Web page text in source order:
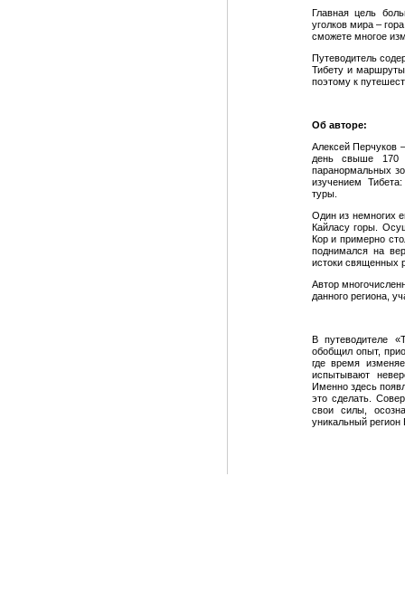
Главная цель
уголков мира –
сможете многое
Путеводитель
Тибету и
поэтому к
Об авторе:
Алексей Перчуков
день свыше 170
паранормальных
изучением
туры.
Один из немногих
Кайласу горы.
Кор и примерно
поднимался на
истоки священных
Автор
данного региона,
В путеводителе
обобщил опыт,
где время
испытывают
Именно здесь
это сделать.
свои силы,
уникальный регион